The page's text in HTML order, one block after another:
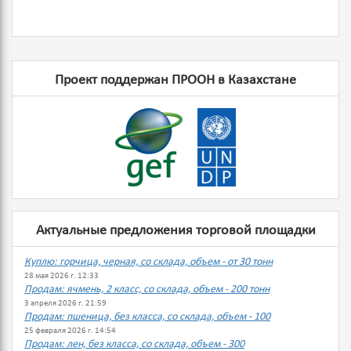
Проект поддержан ПРООН в Казахстане
Актуальные предложения торговой площадки
Куплю: горчица, черная, со склада, объем - от 30 тонн
28 мая 2026 г. 12:33
Продам: ячмень, 2 класс, со склада, объем - 200 тонн
3 апреля 2026 г. 21:59
Продам: пшеница, без класса, со склада, объем - 100
25 февраля 2026 г. 14:54
Продам: лен, без класса, со склада, объем - 300